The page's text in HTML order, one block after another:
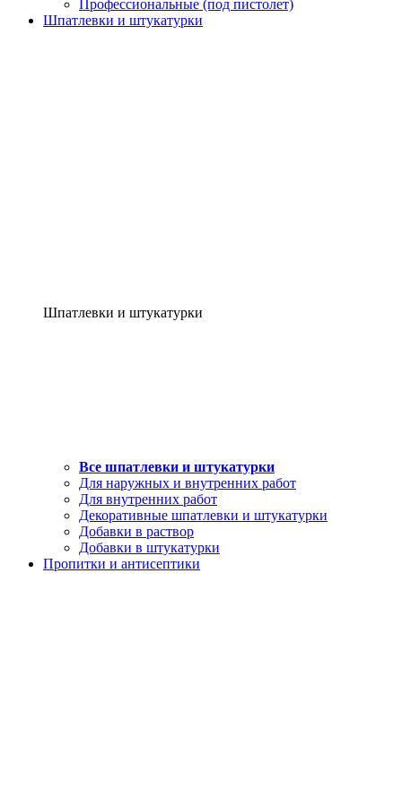
Профессиональные (под пистолет)
Шпатлевки и штукатурки
Шпатлевки и штукатурки
Все шпатлевки и штукатурки
Для наружных и внутренних работ
Для внутренних работ
Декоративные шпатлевки и штукатурки
Добавки в раствор
Добавки в штукатурки
Пропитки и антисептики